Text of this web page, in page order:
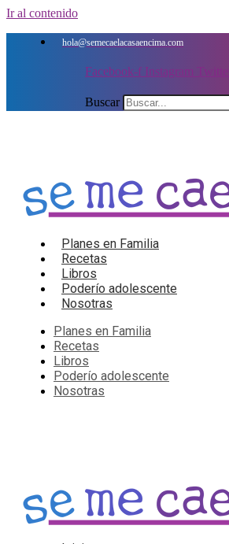
Ir al contenido
hola@semecaelacasaencima.com
Facebook-f Instagram Twitter
Buscar
Planes en Familia
Recetas
Libros
Poderío adolescente
Nosotras
Planes en Familia
Recetas
Libros
Poderío adolescente
Nosotras